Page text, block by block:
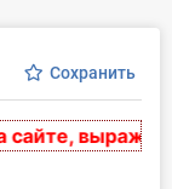
Сохранить
выражают